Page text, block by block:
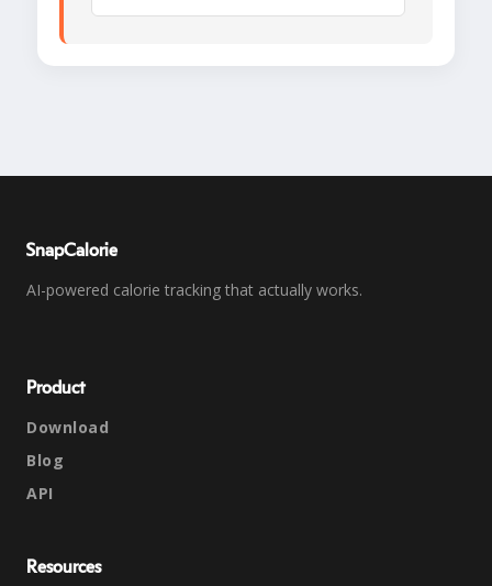
SnapCalorie
AI-powered calorie tracking that actually works.
Product
Download
Blog
API
Resources